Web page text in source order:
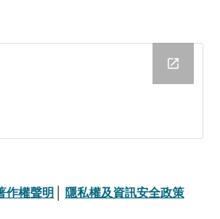
作權聲明 隱私權及資訊安全政策